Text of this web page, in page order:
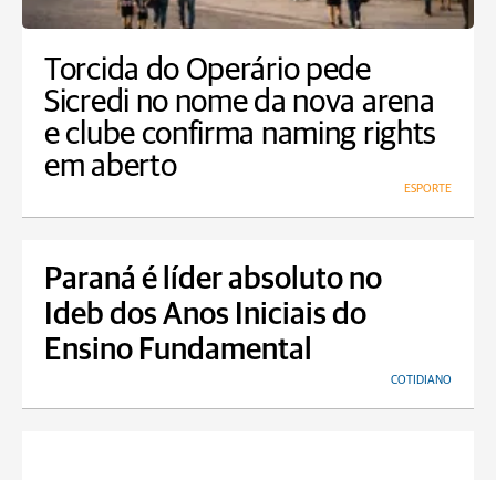
Torcida do Operário pede
Sicredi no nome da nova arena
e clube confirma naming rights
em aberto
ESPORTE
Paraná é líder absoluto no
Ideb dos Anos Iniciais do
Ensino Fundamental
COTIDIANO